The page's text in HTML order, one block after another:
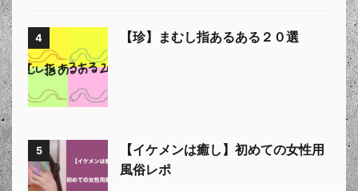
4 【珍】まむし指あるある２０選
5
【イケメンは癒し】初めての女性用
風俗レポ